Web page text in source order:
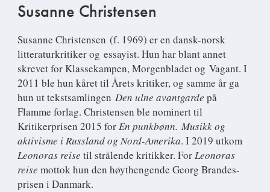
Susanne Christensen
Susanne Christensen (f. 1969) er en dansk-norsk
litteraturkritiker og essayist. Hun har blant annet
skrevet for Klassekampen, Morgenbladet og Vagant. I
2011 ble hun kåret til Årets kritiker, og samme år ga
hun ut tekstsamlingen Den ulne avantgarde på
Flamme forlag. Christensen ble nominert til
Kritikerprisen 2015 forEn punkbønn. Musikk og
aktivisme i Russland og Nord-Amerika. I 2019 utkom
Leonoras reise til strålende kritikker. ForLeonoras
reise mottok hun den høythengende Georg Brandes-
prisen i Danmark.